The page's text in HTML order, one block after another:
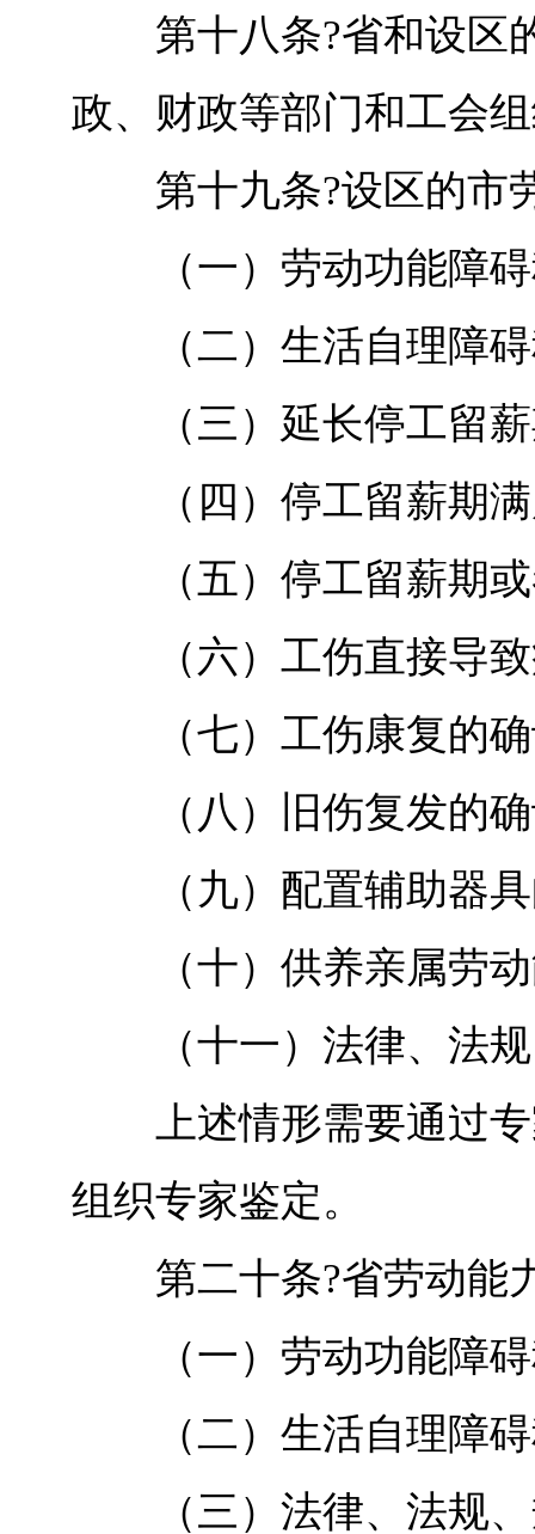
第十八条?省和设区的
政、财政等部门和工会
第十九条?设区的市劳
（一）劳动功能障碍
（二）生活自理障碍
（三）延长停工留薪
（四）停工留薪期满
（五）停工留薪期或
（六）工伤直接导致
（七）工伤康复的确
（八）旧伤复发的确
（九）配置辅助器具
（十）供养亲属劳动
（十一）法律、法规
上述情形需要通过专
组织专家鉴定。
第二十条?省劳动能
（一）劳动功能障碍
（二）生活自理障碍
（三）法律、法规、